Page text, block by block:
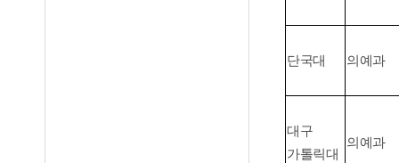
단국대 의예과
대구
가톨릭대
의예과